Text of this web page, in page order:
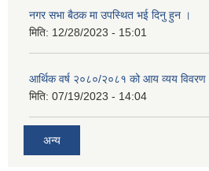
नगर सभा बैठक मा उपस्थित भई दिनु हुन ।
मिति: 12/28/2023 - 15:01
आर्थिक वर्ष २०८०/२०८१ को आय व्यय विवरण
मिति: 07/19/2023 - 14:04
अन्य